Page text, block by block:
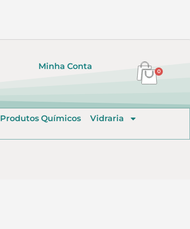
Minha Conta
0
Produtos Químicos
Vidraria